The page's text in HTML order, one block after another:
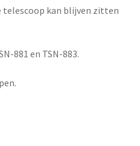
telescoop kan blijven zitten
881 en TSN-883.